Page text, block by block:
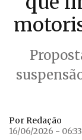
Por Redação
16/06/2026 - 06:33